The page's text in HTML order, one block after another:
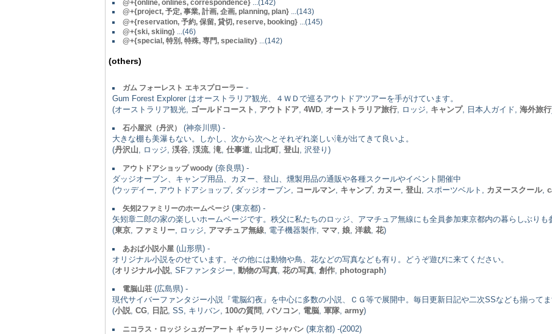
@+{online, onlines, correspondence} ...(142)
@+{project, 予定, 事業, 計画, 企画, planning, plan} ...(143)
@+{reservation, 予約, 保留, 貸切, reserve, booking} ...(145)
@+{ski, skiing} ...(46)
@+{special, 特別, 特殊, 専門, speciality} ...(142)
(others)
ガム フォーレスト エキスプローラー -
Gum Forest Explorer はオーストラリア観光、４ＷＤで巡るアウトドアツアーを手がけています。
(オーストラリア観光,
ゴールドコースト アウトドア 4WD オーストラリア旅行 , ロッジ, キャンプ, 日本人ガイド, 海外旅行
石小屋沢（丹沢）
(神奈川県) -
大きな棚も美瀑もない。しかし、次から次へとそれぞれ楽しい滝が出てきて良いよ。
(丹沢山 , ロッジ, 渓谷 渓流, 滝 仕事道 山北町 登山 , 沢登り)
アウトドアショップ woody (奈良県) -
ダッジオーブン、キャンプ用品、カヌー、登山、燻製用品の通販や各種スクールやイベント開催中
(ウッデイー, アウトドアショップ, ダッジオーブン,
コールマン キャンプ, カヌー 登山 , スポーツベルト, カヌースクール,
矢矧2ファミリーのホームページ (東京都) -
矢矧章二郎の家の楽しいホームページです。秩父に私たちのロッジ、アマチュア無線にも全員参加東京都内の暮らしぶりも
(東京 ファミリー , ロッジ, アマチュア無線 , 電子機器製作, ママ 娘 洋裁 花)
あおば小説小屋 (山形県) -
オリジナル小説をのせています。その他には動物や鳥、花などの写真なども有り。どうぞ遊びに来てください。
(オリジナル小説 , SFファンタジー, 動物の写真 花の写真 創作 photograph)
電脳山荘 (広島県) -
現代サイバーファンタジー小説『電脳幻夜』を中心に多数の小説、ＣＧ等で展開中。毎日更新日記や二次SSなども揃ってま
(小説 CG 日記, SS, キリバン, 100の質問 パソコン 電脳 軍隊 army)
ニコラス・ロッジ シュガーアート ギャラリー ジャパン (東京都) -(2002)